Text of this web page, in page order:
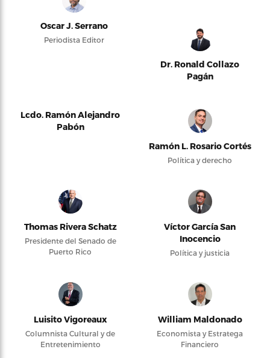
Oscar J. Serrano
Periodista Editor
Dr. Ronald Collazo
Pagán
Lcdo. Ramón Alejandro
Pabón
Ramón L. Rosario Cortés
Política y derecho
Thomas Rivera Schatz
Presidente del Senado de
Puerto Rico
Víctor García San
Inocencio
Política y justicia
Luisito Vigoreaux
Columnista Cultural y de
Entretenimiento
William Maldonado
Economista y Estratega
Financiero